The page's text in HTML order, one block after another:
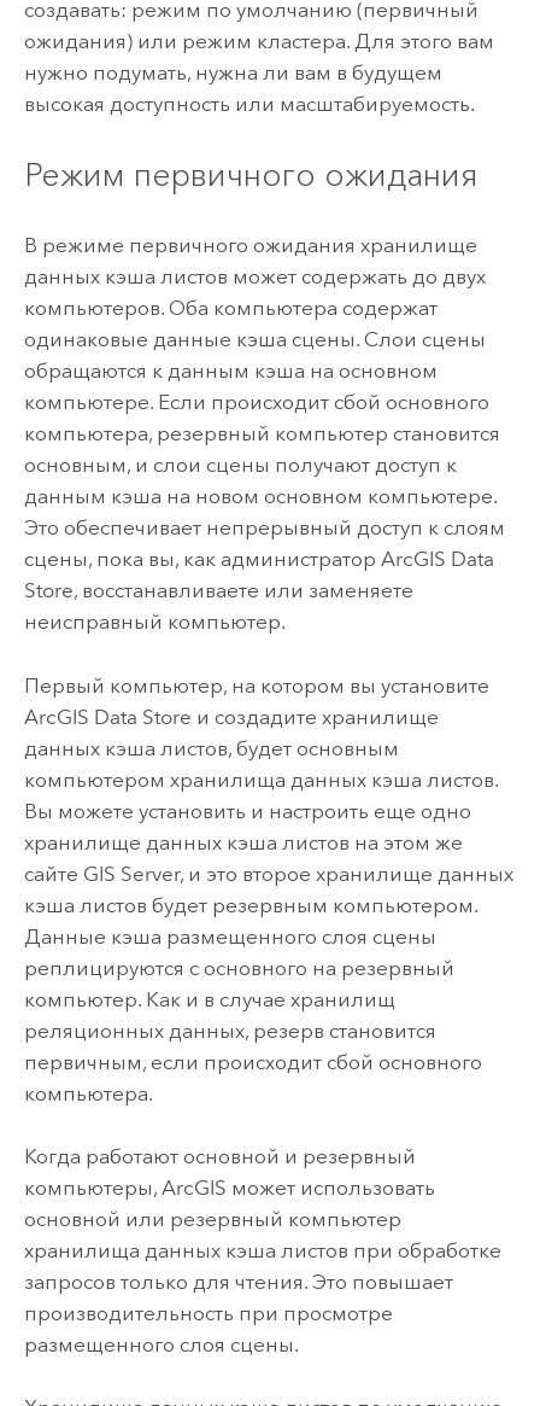
создавать: режим по умолчанию (первичный
ожидания) или режим кластера. Для этого вам
нужно подумать, нужна ли вам в будущем
высокая доступность или масштабируемость.
Режим первичного ожидания
В режиме первичного ожидания хранилище
данных кэша листов может содержать до двух
компьютеров. Оба компьютера содержат
одинаковые данные кэша сцены. Слои сцены
обращаются к данным кэша на основном
компьютере. Если происходит сбой основного
компьютера, резервный компьютер становится
основным, и слои сцены получают доступ к
данным кэша на новом основном компьютере.
Это обеспечивает непрерывный доступ к слоям
сцены, пока вы, как администратор ArcGIS Data
Store, восстанавливаете или заменяете
неисправный компьютер.
Первый компьютер, на котором вы установите
ArcGIS Data Store и создадите хранилище
данных кэша листов, будет основным
компьютером хранилища данных кэша листов.
Вы можете установить и настроить еще одно
хранилище данных кэша листов на этом же
сайте GIS Server, и это второе хранилище данных
кэша листов будет резервным компьютером.
Данные кэша размещенного слоя сцены
реплицируются с основного на резервный
компьютер. Как и в случае хранилищ
реляционных данных, резерв становится
первичным, если происходит сбой основного
компьютера.
Когда работают основной и резервный
компьютеры, ArcGIS может использовать
основной или резервный компьютер
хранилища данных кэша листов при обработке
запросов только для чтения. Это повышает
производительность при просмотре
размещенного слоя сцены.